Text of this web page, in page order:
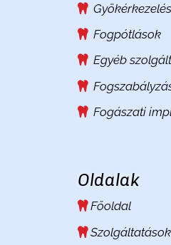
Gyökérkezelés
Fogpótlások
Egyéb
Fogászati
Oldalak
Főoldal
Szolgáltatások